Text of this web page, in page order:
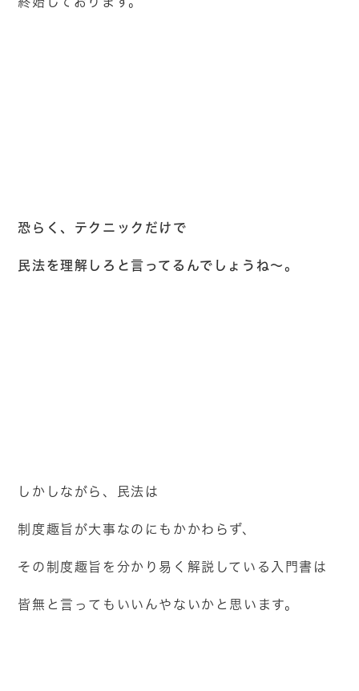
恐らく、テクニックだけで
民法を理解しろと言ってるんでしょうね～。
しかしながら、民法は
制度趣旨が大事なのにもかかわらず、
その制度趣旨を分かり易く解説している入門書は
皆無と言ってもいいんやないかと思います。